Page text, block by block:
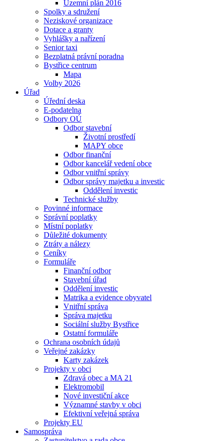
Územní plán 2016
Spolky a sdružení
Neziskové organizace
Dotace a granty
Vyhlášky a nařízení
Senior taxi
Bezplatná právní poradna
Bystřice centrum
Mapa
Volby 2026
Úřad
Úřední deska
E-podatelna
Odbory OÚ
Odbor stavební
Životní prostředí
MAPY obce
Odbor finanční
Odbor kancelář vedení obce
Odbor vnitřní správy
Odbor správy majetku a investic
Oddělení investic
Technické služby
Povinné informace
Správní poplatky
Místní poplatky
Důležité dokumenty
Ztráty a nálezy
Ceníky
Formuláře
Finanční odbor
Stavební úřad
Oddělení investic
Matrika a evidence obyvatel
Vnitřní správa
Správa majetku
Sociální služby Bystřice
Ostatní formuláře
Ochrana osobních údajů
Veřejné zakázky
Karty zakázek
Projekty v obci
Zdravá obec a MA 21
Elektromobil
Nové investiční akce
Významné stavby v obci
Efektivní veřejná správa
Projekty EU
Samospráva